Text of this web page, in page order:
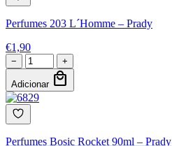
Perfumes 203 L´Homme – Prady
€1,90
− +
Adicionar local_mall
Perfumes Bosic Rocket 90ml – Prady